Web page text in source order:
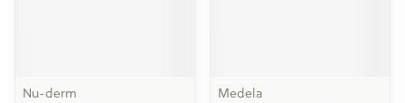
Nu-derm
Medela